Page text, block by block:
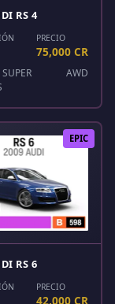
RS 4
PRECIO
75,000 CR
AWD
EPIC
RS 6
PRECIO
42,000 CR